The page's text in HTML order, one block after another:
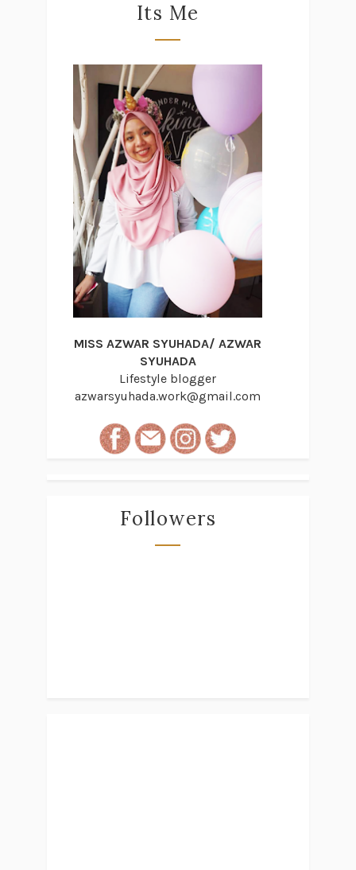
Its Me
MISS AZWAR SYUHADA/ AZWAR
SYUHADA
Lifestyle blogger
azwarsyuhada.work@gmail.com
Followers